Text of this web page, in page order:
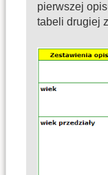
pierwszej
tabeli drugiej